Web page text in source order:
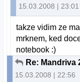
15.03.2008 | 23:01
takze vidim ze
mrknem, ked
notebook :)
15.03.2008 | 22:56